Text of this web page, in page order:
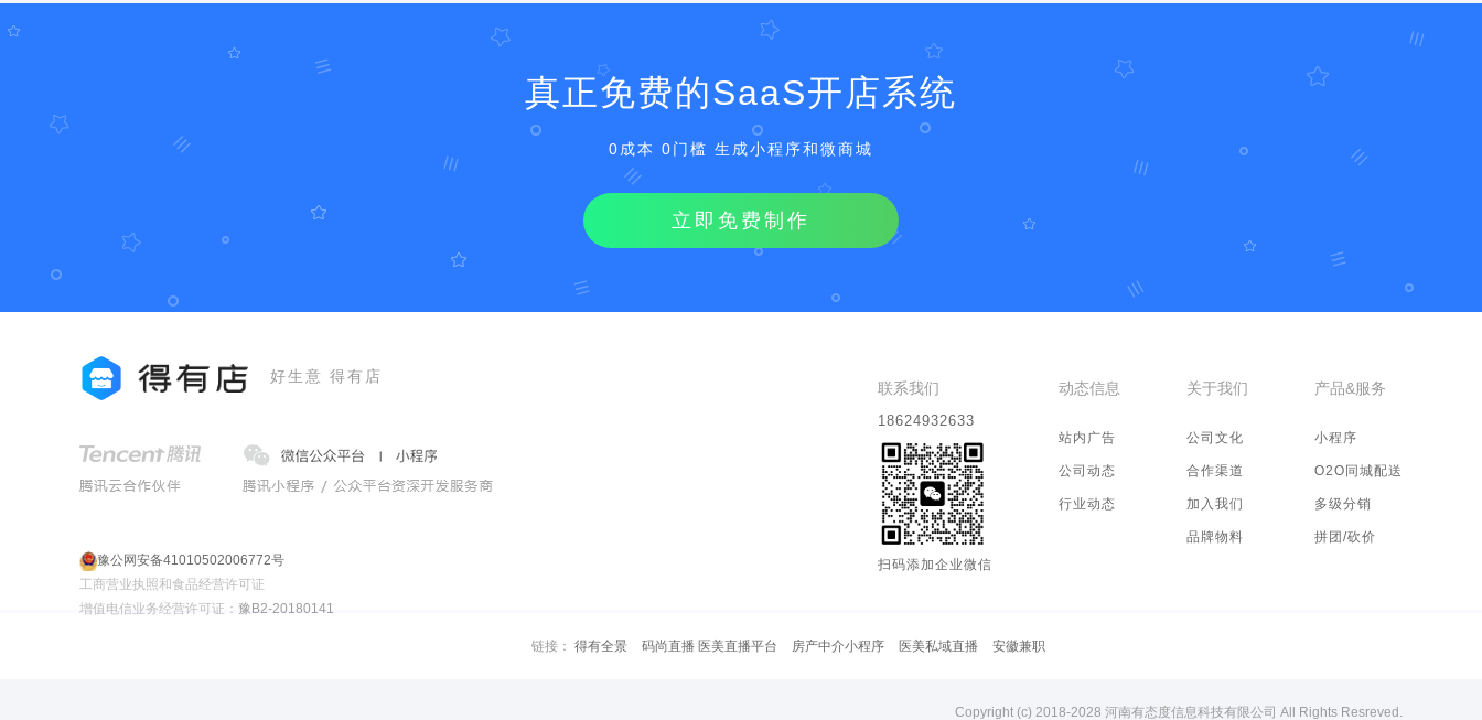
真正免费的SaaS开店系统
0成本 0门槛 生成小程序和微商城
立即免费制作
好生意 得有店
豫公网安备41010502006772号
工商营业执照和食品经营许可证
增值电信业务经营许可证： 豫B2-20180141
联系我们
18624932633
扫码添加企业微信
动态信息
站内广告
公司动态
行业动态
关于我们
公司文化
合作渠道
加入我们
品牌物料
产品&服务
小程序
O2O同城配送
多级分销
拼团/砍价
链接： 得有全景 码尚直播 医美直播平台 房产中介小程序 医美私域直播 安徽兼职
Copyright (c) 2018-2028 河南有态度信息科技有限公司 All Rights Resreved.